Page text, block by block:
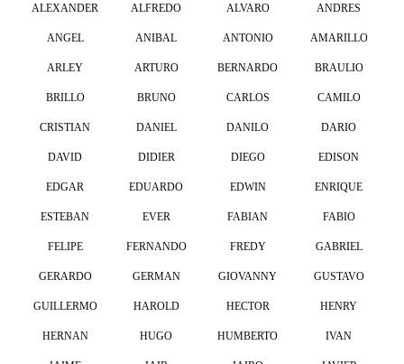
ALEXANDER ALFREDO ALVARO ANDRES
ANGEL ANIBAL ANTONIO AMARILLO
ARLEY ARTURO BERNARDO BRAULIO
BRILLO BRUNO CARLOS CAMILO
CRISTIAN DANIEL DANILO DARIO
DAVID DIDIER DIEGO EDISON
EDGAR EDUARDO EDWIN ENRIQUE
ESTEBAN EVER FABIAN FABIO
FELIPE FERNANDO FREDY GABRIEL
GERARDO GERMAN GIOVANNY GUSTAVO
GUILLERMO HAROLD HECTOR HENRY
HERNAN HUGO HUMBERTO IVAN